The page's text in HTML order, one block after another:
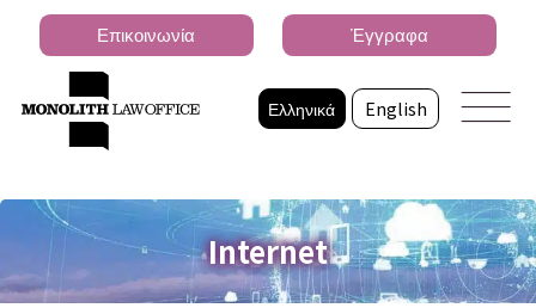
Ελληνικά English
Επικοινωνία Έγγραφα
Internet